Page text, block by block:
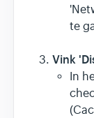
te
Vink
In